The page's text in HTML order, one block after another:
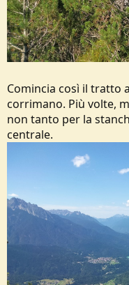
Comincia così il tratto
corrimano. Più volte,
non tanto per la
centrale.